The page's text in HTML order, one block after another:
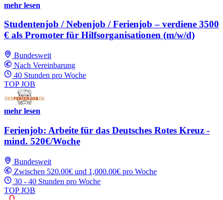
mehr lesen
Studentenjob / Nebenjob / Ferienjob – verdiene 3500
€ als Promoter für Hilfsorganisationen (m/w/d)
Bundesweit
Nach Vereinbarung
40 Stunden pro Woche
TOP JOB
mehr lesen
Ferienjob: Arbeite für das Deutsches Rotes Kreuz -
mind. 520€/Woche
Bundesweit
Zwischen 520.00€ und 1,000.00€ pro Woche
30 - 40 Stunden pro Woche
TOP JOB